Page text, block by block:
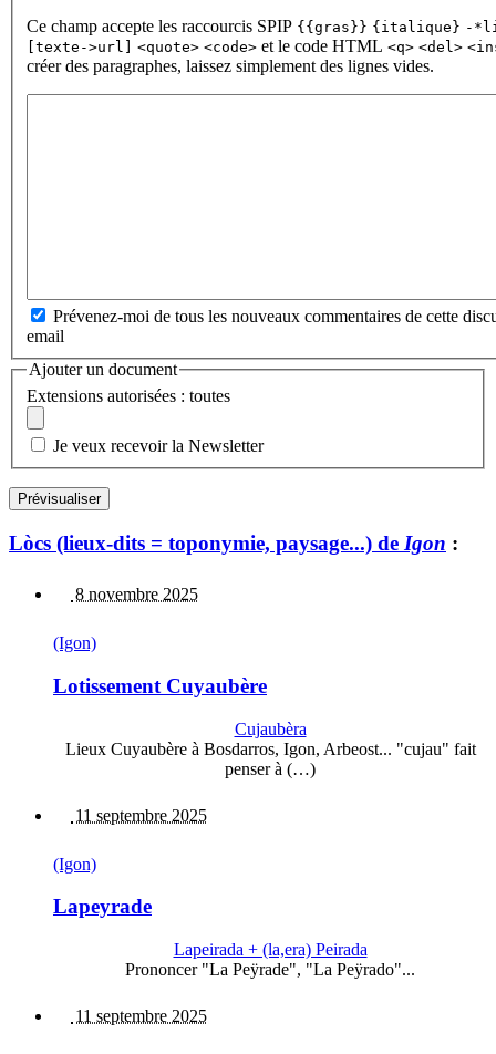
Ce champ accepte les raccourcis SPIP {{gras}} {italique} -
[texte->url]
<quote> <code> et le code HTML <q> <del>
créer des paragraphes, laissez simplement des lignes vides.
Prévenez-moi de tous les nouveaux commentaires de cette
email
Ajouter un document
Extensions autorisées : toutes
Je veux recevoir la Newsletter
Lòcs (lieux-dits = toponymie, paysage...) de Igon :
8 novembre 2025
(Igon)
Lotissement Cuyaubère
Cujaubèra
Lieux Cuyaubère à Bosdarros, Igon, Arbeost... "cujau" fait
penser à (…)
11 septembre 2025
(Igon)
Lapeyrade
Lapeirada + (la,era) Peirada
Prononcer "La Peÿrade", "La Peÿrado"...
11 septembre 2025